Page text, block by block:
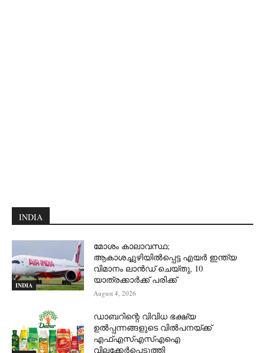
INDIA
INDIA
മോശം കാലാവസ്ഥ;
ആകാശച്ചുഴിയില്‍പ്പെട്ട എയര്‍ ഇന്ത്യ
വിമാനം ലാന്‍ഡ് ചെയ്തു, 10
യാത്രക്കാര്‍ക്ക് പരിക്ക്
August 4, 2026
ഡാബറിന്റെ വിവിധ ഭക്ഷ്യ
ഉൽപ്പന്നങ്ങളുടെ വിൽപനയ്ക്ക്
എഫ്എസ്എസ്എഐ
വിലക്കേർപ്പെടുത്തി